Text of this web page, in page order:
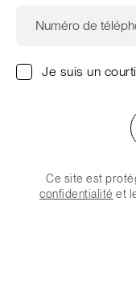
Je suis un
Ce site est
confidentialité et